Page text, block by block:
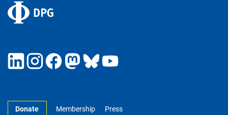
Donate Membership Press